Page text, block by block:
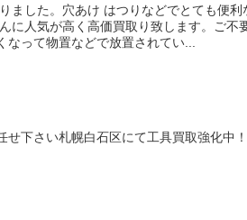
ました。穴あけ はつりなどでとても便
に人気が高く高価買取り致します。ご不
って物置などで放置されてい...
せ下さい札幌白石区にて工具買取強化中